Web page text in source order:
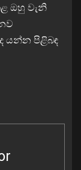
ඔහු වැනි
යන්න පිළිබඳ